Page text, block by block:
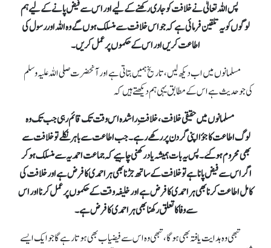
پس اللہ تعالیٰ نے خلافت کو جاری رکھنے کے لیے اور اس سے فیض پانے کے لیے ہم
لوگوں کو یہ تلقین فرمائی ہے کہ جو اس خلافت سے منسلک ہوں گے وہ اللہ اوررسول کی
اطاعت کریں اور اس کے حکموں پر عمل کریں۔
مسلمانوں میں اب دیکھ لیں، تاریخ ہمیں بتاتی ہے اور آنحضرت صلی اللہ علیہ وسلم
کی جو حدیث ہے اس کے مطابق یہی ہم دیکھتے ہیں کہ
مسلمانوں میں حقیقی خلافت، خلافتِ راشدہ اس وقت تک قائم رہی جب تک وہ
لوگ اطاعت کا جؤا اپنی گردن پر رکھے رہے۔ جب اطاعت سے باہر نکلے تو خلافت سے
بھی محروم ہو گئے۔ پس یہ بات ہمیشہ یاد رکھنی چاہیے کہ جماعت احمدیہ سے منسلک ہو کر
اگر اس سے فیض پانا ہے تو خلافت کے ساتھ جڑنا بھی ہر احمدی کا فرض ہے اور خلافت کی
کامل اطاعت کرنا بھی ہر احمدی کا فرض ہے اور خلیفہ وقت کے حکموں پر عمل کرنا اور اس
سے وفا کا تعلق رکھنا بھی ہر احمدی کا فرض ہے۔
تبھی وہ ہدایت یافتہ بھی ہوگا، تبھی وہ اس سے فیضیاب بھی ہوتا رہے گا جو ایک ایسے